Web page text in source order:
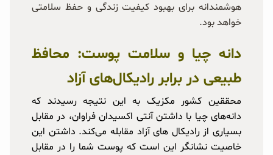
هوشمندانه برای بهبود کیفیت زندگی و حفظ سلامتی
خواهد بود.
دانه چیا و سلامت پوست: محافظ
طبیعی در برابر رادیکال‌های آزاد
محققین کشور مکزیک به این نتیجه رسیدند که
دانه‌های چیا با داشتن آنتی اکسیدان فراوان، در مقابل
بسیاری از رادیکال های آزاد مقابله می‌کند. داشتن این
خاصیت نشانگر این است که پوست شما را در مقابل